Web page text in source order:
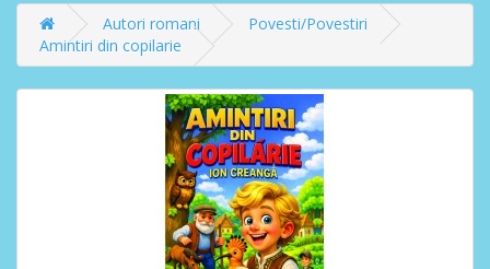
Autori romani
Povesti/Povestiri
Amintiri din copilarie